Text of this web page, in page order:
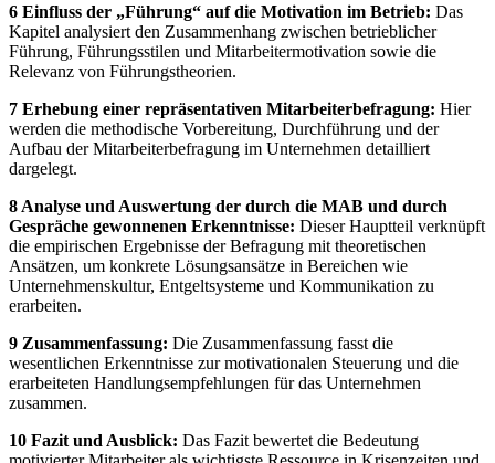
6 Einfluss der „Führung“ auf die Motivation im Betrieb: Das
Kapitel analysiert den Zusammenhang zwischen betrieblicher
Führung, Führungsstilen und Mitarbeitermotivation sowie die
Relevanz von Führungstheorien.
7 Erhebung einer repräsentativen Mitarbeiterbefragung: Hier
werden die methodische Vorbereitung, Durchführung und der
Aufbau der Mitarbeiterbefragung im Unternehmen detailliert
dargelegt.
8 Analyse und Auswertung der durch die MAB und durch
Gespräche gewonnenen Erkenntnisse: Dieser Hauptteil verknüpft
die empirischen Ergebnisse der Befragung mit theoretischen
Ansätzen, um konkrete Lösungsansätze in Bereichen wie
Unternehmenskultur, Entgeltsysteme und Kommunikation zu
erarbeiten.
9 Zusammenfassung: Die Zusammenfassung fasst die
wesentlichen Erkenntnisse zur motivationalen Steuerung und die
erarbeiteten Handlungsempfehlungen für das Unternehmen
zusammen.
10 Fazit und Ausblick: Das Fazit bewertet die Bedeutung